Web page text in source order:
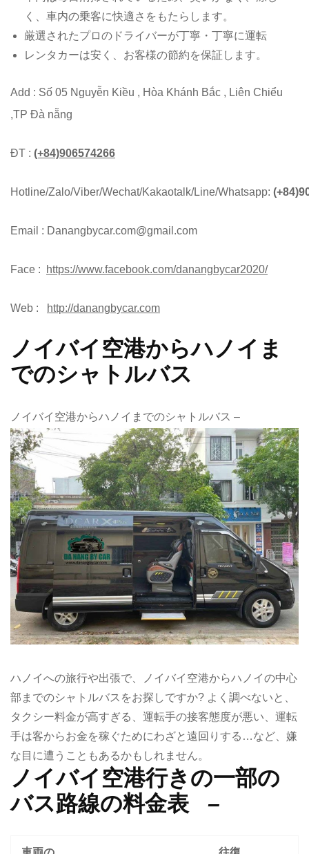
く、車内の乗客に快適さをもたらします。
厳選されたプロのドライバーが丁寧・丁寧に運転
レンタカーは安く、お客様の節約を保証します。
Add : Số 05 Nguyễn Kiều , Hòa Khánh Bắc , Liên Chiểu
,TP Đà nẵng
ĐT : (+84)906574266
Hotline/Zalo/Viber/Wechat/Kakaotalk/Line/Whatsapp:
Email : Danangbycar.com@gmail.com
Face : https://www.facebook.com/danangbycar2020/
Web : http://danangbycar.com
ノイバイ空港からハノイま
でのシャトルバス
ノイバイ空港からハノイまでのシャトルバス –
ハノイへの旅行や出張で、ノイバイ空港からハノイの中心
部までのシャトルバスをお探しですか? よく調べないと、
タクシー料金が高すぎる、運転手の接客態度が悪い、運転
手は客からお金を稼ぐためにわざと遠回りする…など、嫌
な目に遭うこともあるかもしれません。
ノイバイ空港行きの一部の
バス路線の料金表 –